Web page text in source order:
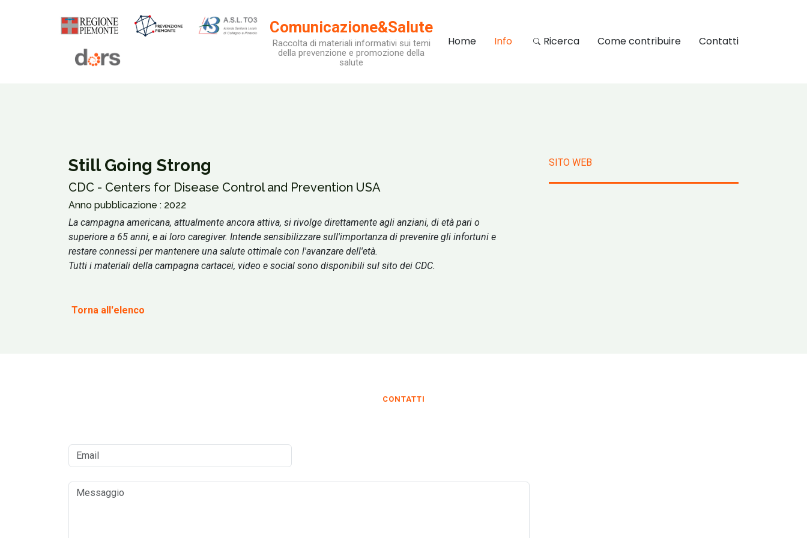
Comunicazione&Salute
Raccolta di materiali informativi sui temi
della prevenzione e promozione della
salute
Home Info Ricerca Come contribuire Contatti
Still Going Strong
CDC - Centers for Disease Control and Prevention USA
Anno pubblicazione : 2022
La campagna americana, attualmente ancora attiva, si rivolge direttamente agli anziani, di età pari o
superiore a 65 anni, e ai loro caregiver. Intende sensibilizzare sull'importanza di prevenire gli infortuni e
restare connessi per mantenere una salute ottimale con l'avanzare dell'età.
Tutti i materiali della campagna cartacei, video e social sono disponibili sul sito dei CDC.
Torna all'elenco
SITO WEB
CONTATTI